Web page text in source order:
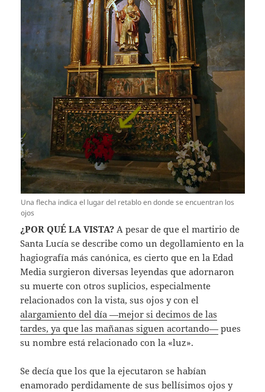
Una flecha indica el lugar del retablo en donde se encuentran los
ojos
¿POR QUÉ LA VISTA? A pesar de que el martirio de
Santa Lucía se describe como un degollamiento en la
hagiografía más canónica, es cierto que en la Edad
Media surgieron diversas leyendas que adornaron
su muerte con otros suplicios, especialmente
relacionados con la vista, sus ojos y con el
alargamiento del día —mejor si decimos de las
tardes, ya que las mañanas siguen acortando— pues
su nombre está relacionado con la «luz».
Se decía que los que la ejecutaron se habían
enamorado perdidamente de sus bellísimos ojos y